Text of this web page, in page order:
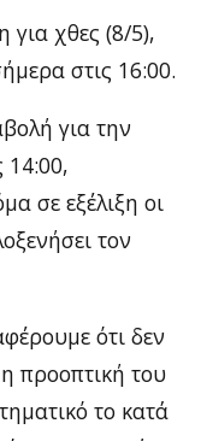
για χθες (8/5),
στις 16:00.
για την
14:00,
σε εξέλιξη οι
τον
ότι δεν
η προοπτική του
το κατά